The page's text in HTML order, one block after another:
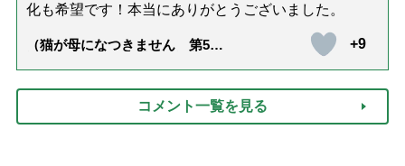
化も希望です！本当にありがとうございました。
（猫が母になつきません 第500
+9
コメント一覧を見る